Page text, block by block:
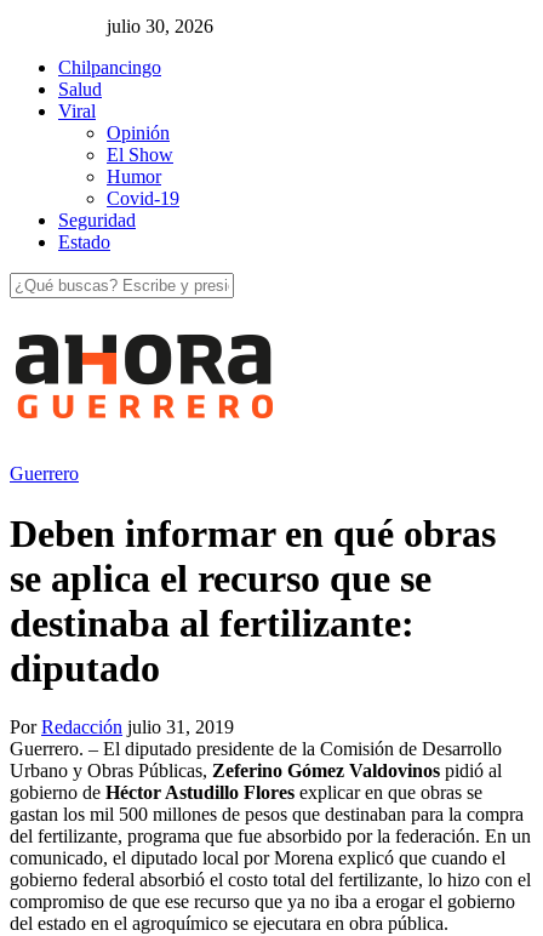
julio 30, 2026
Chilpancingo
Salud
Viral
Opinión
El Show
Humor
Covid-19
Seguridad
Estado
Guerrero
Deben informar en qué obras
se aplica el recurso que se
destinaba al fertilizante:
diputado
PorRedacción julio 31, 2019
Guerrero. – El diputado presidente de la Comisión de Desarrollo
Urbano y Obras Públicas, Zeferino Gómez Valdovinos pidió al
gobierno de Héctor Astudillo Flores explicar en que obras se
gastan los mil 500 millones de pesos que destinaban para la compra
del fertilizante, programa que fue absorbido por la federación. En un
comunicado, el diputado local por Morena explicó que cuando el
gobierno federal absorbió el costo total del fertilizante, lo hizo con el
compromiso de que ese recurso que ya no iba a erogar el gobierno
del estado en el agroquímico se ejecutara en obra pública.